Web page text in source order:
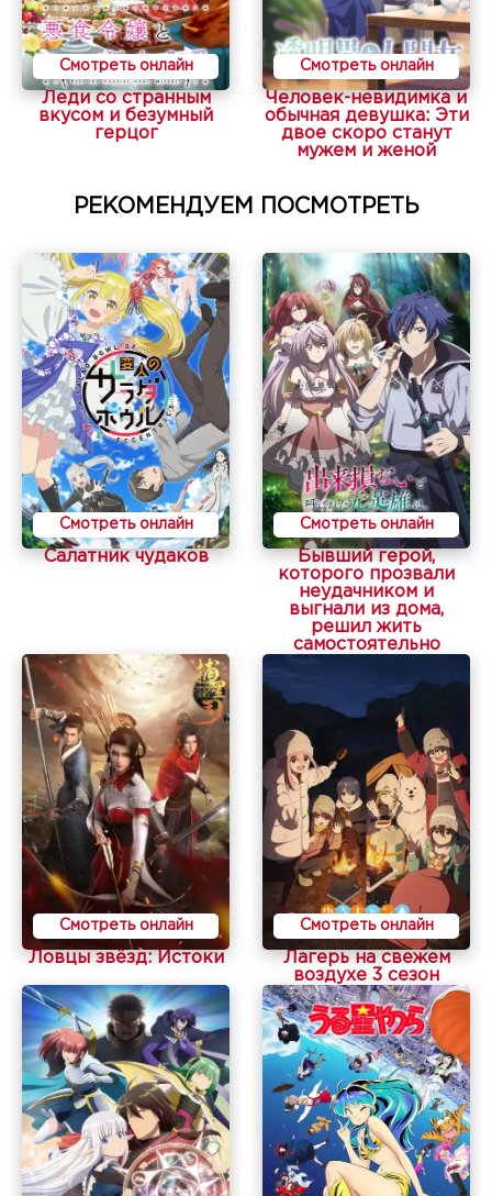
Смотреть онлайн
Леди со странным
вкусом и безумный
герцог
Смотреть онлайн
Человек-невидимка и
обычная девушка: Эти
двое скоро станут
мужем и женой
РЕКОМЕНДУЕМ ПОСМОТРЕТЬ
Смотреть онлайн
Салатник чудаков
Смотреть онлайн
Бывший герой,
которого прозвали
неудачником и
выгнали из дома,
решил жить
самостоятельно
Смотреть онлайн
Ловцы звёзд: Истоки
Смотреть онлайн
Лагерь на свежем
воздухе 3 сезон